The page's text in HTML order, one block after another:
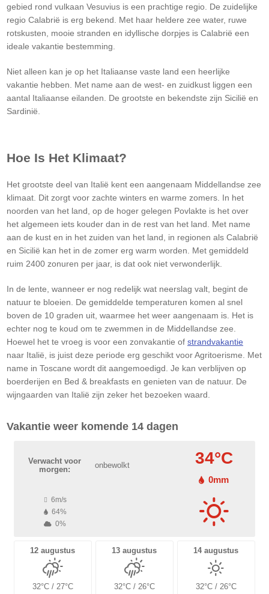
gebied rond vulkaan Vesuvius is een prachtige regio. De zuidelijke
regio Calabrië is erg bekend. Met haar heldere zee water, ruwe
rotskusten, mooie stranden en idyllische dorpjes is Calabrië een
ideale vakantie bestemming.
Niet alleen kan je op het Italiaanse vaste land een heerlijke
vakantie hebben. Met name aan de west- en zuidkust liggen een
aantal Italiaanse eilanden. De grootste en bekendste zijn Sicilië en
Sardinië.
Hoe Is Het Klimaat?
Het grootste deel van Italië kent een aangenaam Middellandse zee
klimaat. Dit zorgt voor zachte winters en warme zomers. In het
noorden van het land, op de hoger gelegen Povlakte is het over
het algemeen iets kouder dan in de rest van het land. Met name
aan de kust en in het zuiden van het land, in regionen als Calabrië
en Sicilië kan het in de zomer erg warm worden. Met gemiddeld
ruim 2400 zonuren per jaar, is dat ook niet verwonderlijk.
In de lente, wanneer er nog redelijk wat neerslag valt, begint de
natuur te bloeien. De gemiddelde temperaturen komen al snel
boven de 10 graden uit, waarmee het weer aangenaam is. Het is
echter nog te koud om te zwemmen in de Middellandse zee.
Hoewel het te vroeg is voor een zonvakantie of strandvakantie
naar Italië, is juist deze periode erg geschikt voor Agritoerisme. Met
name in Toscane wordt dit aangemoedigd. Je kan verblijven op
boerderijen en Bed & breakfasts en genieten van de natuur. De
wijngaarden van Italië zijn zeker het bezoeken waard.
Vakantie weer komende 14 dagen
Verwacht voor
morgen:
onbewolkt 34°C
0mm
6m/s
64%
0%
12 augustus
32°C / 27°C
13 augustus
32°C / 26°C
14 augustus
32°C / 26°C